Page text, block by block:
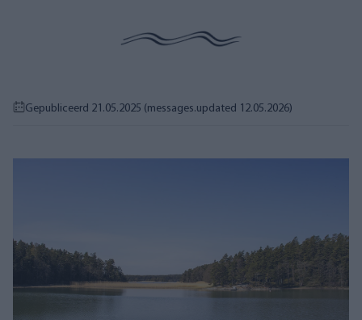
Gepubliceerd 21.05.2025 (messages.updated 12.05.2026)